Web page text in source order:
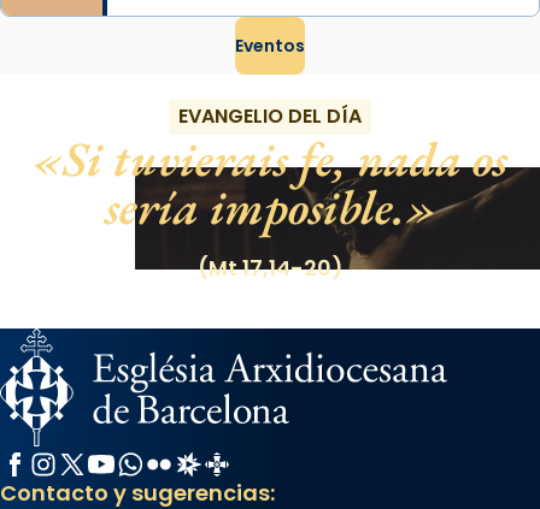
Eventos
EVANGELIO DEL DÍA
Si tuvierais fe, nada os
sería imposible.
(Mt 17,14-20)
Facebook
Instagram
X / Twitter
YouTube
WhatsApp
FlickrRadio Estel
Catalunya Cristiana
Contacto y sugerencias: